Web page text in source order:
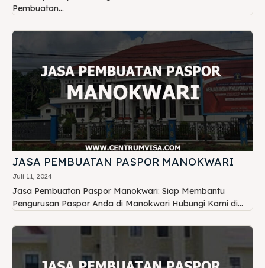
Pembuatan...
JASA PEMBUATAN PASPOR MANOKWARI
Juli 11, 2024
Jasa Pembuatan Paspor Manokwari: Siap Membantu
Pengurusan Paspor Anda di Manokwari Hubungi Kami di...